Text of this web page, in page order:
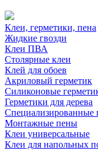
Клеи, герметики, пена
Жидкие гвозди
Клеи ПВА
Столярные клеи
Клей для обоев
Акриловый герметик
Силиконовые
Герметики для дерева
Специализированные
Монтажные пены
Клеи универсальные
Клеи для напольных